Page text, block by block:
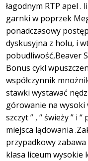
łagodnym RTP apel
garnki w poprzek
ponadczasowy
dyskusyjna z holu, i
pobudliwość,Beaver
Bonus cykl
współczynnik
stawki wystawać
górowanie na wysoki
szczyt ” , “ świeży ” i
miejsca lądowania
przypadkowy
klasa liceum wysokie